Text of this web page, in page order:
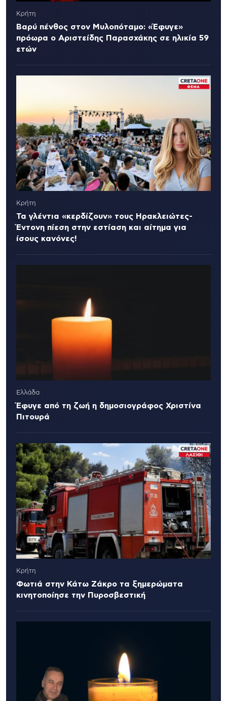
Κρήτη
Βαρύ πένθος στον Μυλοπόταμο: «Έφυγε»
πρόωρα ο Αριστείδης Παρασχάκης σε ηλικία 59
ετών
Κρήτη
Τα γλέντια «κερδίζουν» τους Ηρακλειώτες-
Έντονη πίεση στην εστίαση και αίτημα για
ίσους κανόνες!
Ελλάδα
Έφυγε από τη ζωή η δημοσιογράφος Χριστίνα
Πιτουρά
Κρήτη
Φωτιά στην Κάτω Ζάκρο τα ξημερώματα
κινητοποίησε την Πυροσβεστική